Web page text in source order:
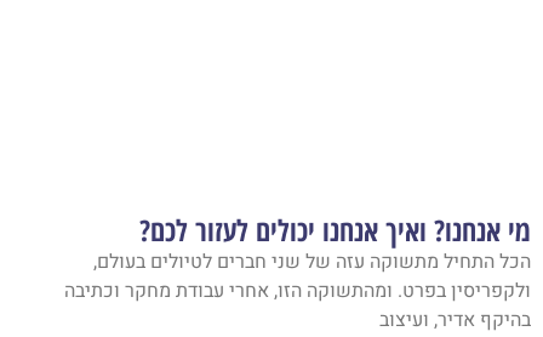
מי אנחנו? ואיך אנחנו יכולים לעזור לכם?
הכל התחיל מתשוקה עזה של שני חברים לטיולים בעולם,
ולקפריסין בפרט. ומהתשוקה הזו, אחרי עבודת מחקר וכתיבה
בהיקף אדיר, ועיצוב